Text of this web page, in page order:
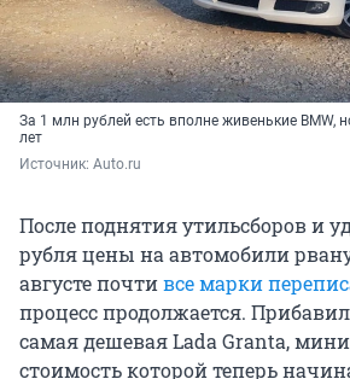
За 1 млн рублей есть вполне живенькие BMW,
лет
Источник: Auto.ru
После поднятия утильсборов и
рубля цены на автомобили
августе почтивсе марки
процесс продолжается.
самая дешевая Lada Granta,
стоимость которой теперь